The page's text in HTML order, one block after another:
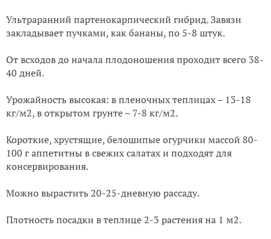
Ультраранний партенокарпический гибрид. Завязи
закладывает пучками, как бананы, по 5-8 штук.
От всходов до начала плодоношения проходит всего 38-
40 дней.
Урожайность высокая: в пленочных теплицах – 13-18
кг/м2, в открытом грунте – 7-8 кг/м2.
Короткие, хрустящие, белошипые огурчики массой 80-
100 г аппетитны в свежих салатах и подходят для
консервирования.
Можно вырастить 20-25-дневную рассаду.
Плотность посадки в теплице 2-3 растения на 1 м2.